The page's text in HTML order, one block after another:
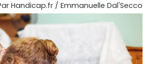
Handicap.fr / Emmanuelle Dal'Secco